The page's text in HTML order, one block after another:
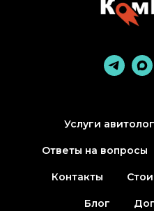
Услуги
Ответы на вопросы
Контакты
Блог